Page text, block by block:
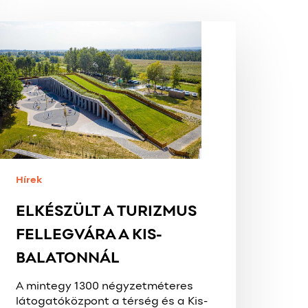
Hírek
ELKÉSZÜLT A TURIZMUS
FELLEGVÁRA A KIS-
BALATONNÁL
A mintegy 1300 négyzetméteres
látogatóközpont a térség és a Kis-